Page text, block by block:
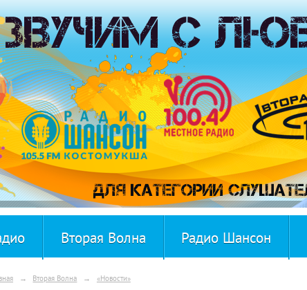
Вторая Волна Радио Шансон
→ Вторая Волна → «Новости»